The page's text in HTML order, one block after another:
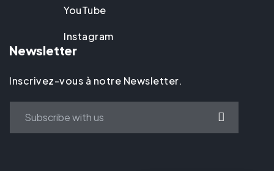
YouTube
Instagram
Newsletter
Inscrivez-vous à notre Newsletter.